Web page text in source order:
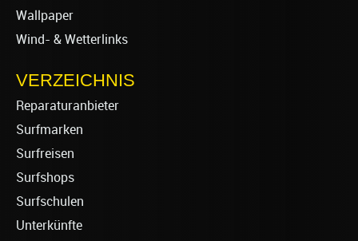
Wallpaper
Wind- & Wetterlinks
VERZEICHNIS
Reparaturanbieter
Surfmarken
Surfreisen
Surfshops
Surfschulen
Unterkünfte